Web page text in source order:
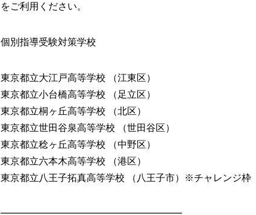
をご利用ください。
個別指導受験対策学校
東京都立大江戸高等学校 （江東区）
東京都立小台橋高等学校 （足立区）
東京都立桐ヶ丘高等学校 （北区）
東京都立世田谷泉高等学校 （世田谷区）
東京都立稔ヶ丘高等学校 （中野区）
東京都立六本木高等学校 （港区）
東京都立八王子拓真高等学校 （八王子市）※チャレンジ枠